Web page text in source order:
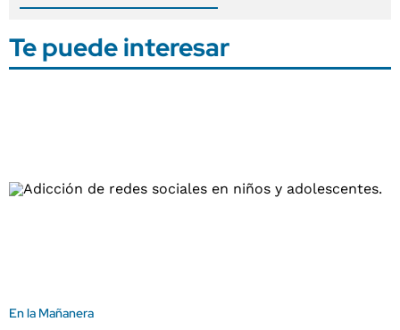
Te puede interesar
En la Mañanera